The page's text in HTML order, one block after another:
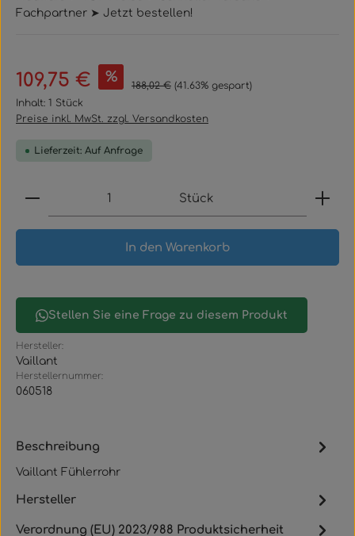
Fachpartner ➤ Jetzt bestellen!
Verkaufspreis:
109,75 € % Regulärer Preis:
188,02 € (41.63% gespart)
Inhalt: 1 Stück
Preise inkl. MwSt. zzgl. Versandkosten
Lieferzeit: Auf Anfrage
Produkt Anzahl: Gib den gewünschten Wert
Stück
In den Warenkorb
Stellen Sie eine Frage zu diesem Produkt
Hersteller:
Vaillant
Herstellernummer:
060518
Beschreibung
Vaillant Fühlerrohr
Hersteller
Verordnung (EU) 2023/988 Produktsicherheit